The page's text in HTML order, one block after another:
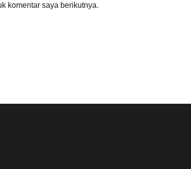
komentar saya berikutnya.